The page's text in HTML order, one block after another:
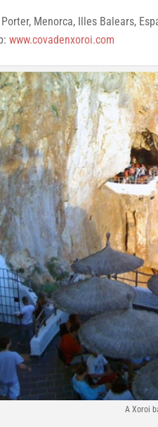
Porter, Menorca, Illes Balears,
www.covadenxoroi.com
A Xoroi